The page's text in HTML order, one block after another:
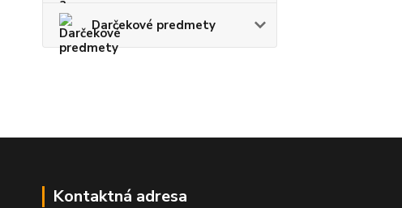
Darčekové predmety
Kontaktná adresa